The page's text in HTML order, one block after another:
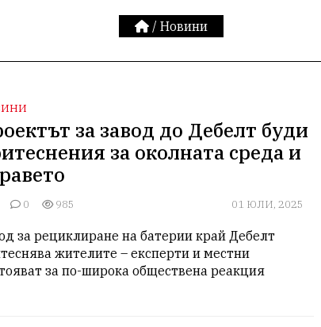
/ Новини
за завод до Дебелт буди
за околната среда и
0 985 01 ЮЛИ, 2025
за рециклиране на батерии край Дебелт
жителите – експерти и местни
за по-широка обществена реакция